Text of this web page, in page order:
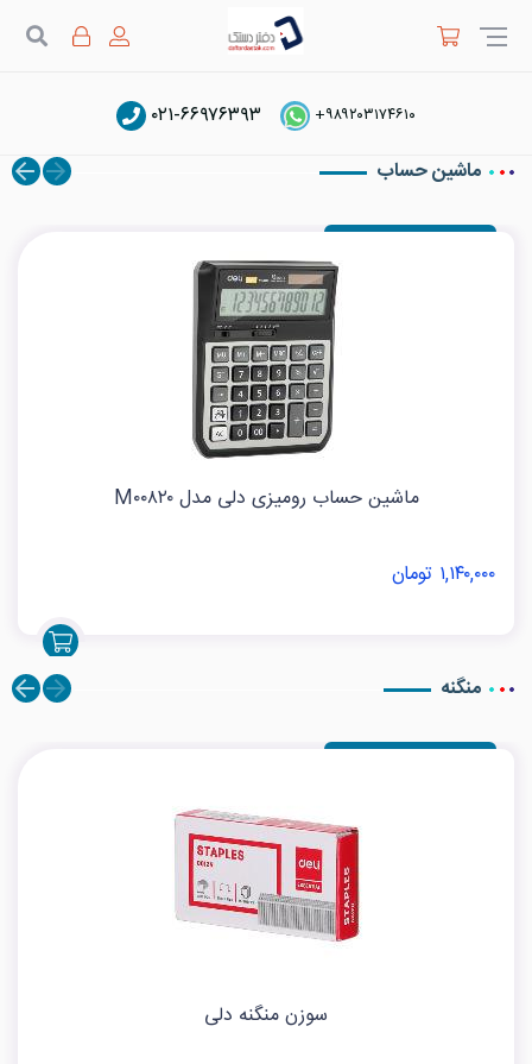
+۹۸۹۲۰۳۱۷۴۶۱۰ ۰۲۱-۶۶۹۷۶۳۹۳ دلی Deli
ماشین حساب
ماشین حساب رومیزی دلی مدل M۰۰۸۲۰
۱,۱۴۰,۰۰۰ تومان
منگنه
سوزن منگنه دلی